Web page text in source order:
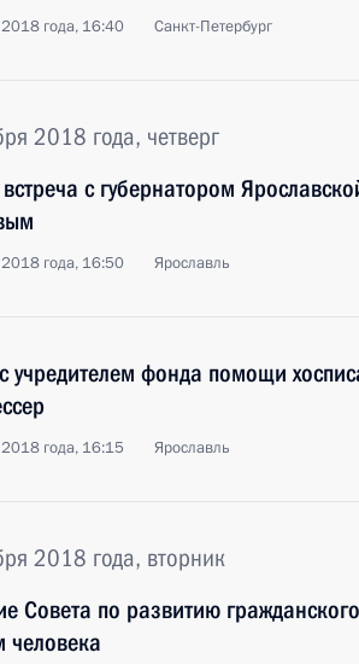
года, 16:40 Санкт-Петербург
2018 года, четверг
с губернатором
года, 16:50 Ярославль
учредителем фонда помощи
года, 16:15 Ярославль
2018 года, вторник
Совета по развитию
человека